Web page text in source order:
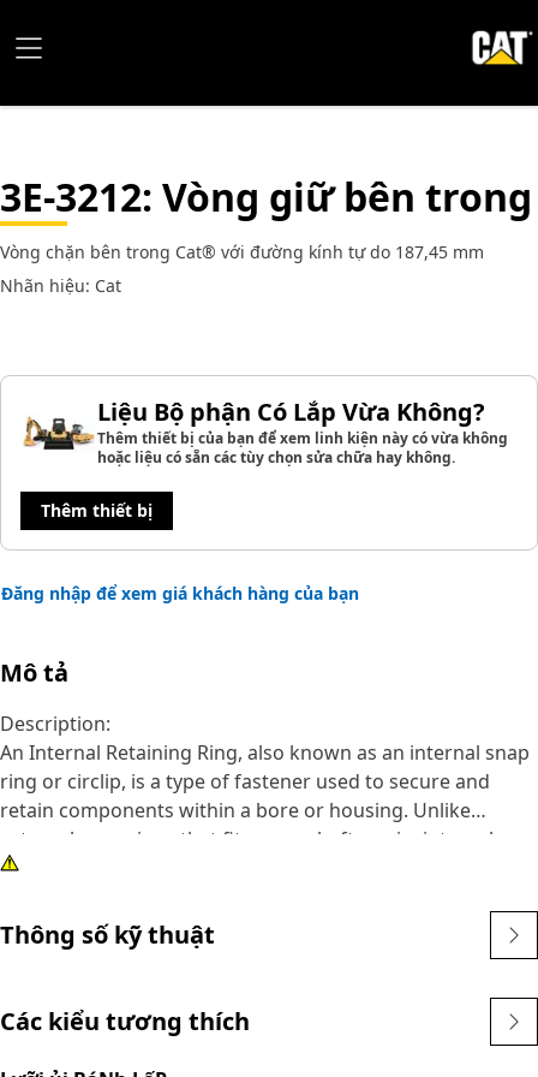
3E-3212: Vòng giữ bên trong
Vòng chặn bên trong Cat® với đường kính tự do 187,45 mm
Nhãn hiệu: Cat
Liệu Bộ phận Có Lắp Vừa Không?
Thêm thiết bị của bạn để xem linh kiện này có vừa không
hoặc liệu có sẵn các tùy chọn sửa chữa hay không.
Thêm thiết bị
Đăng nhập để xem giá khách hàng của bạn
Mô tả
Description:
An Internal Retaining Ring, also known as an internal snap
ring or circlip, is a type of fastener used to secure and
retain components within a bore or housing. Unlike
external snap rings that fit over a shaft or pin, internal
snap rings are installed inside a bore or groove to hold
snap ring is to prevent axial movement or displacement of
components within a bore or housing. It acts as a retaining
seals securely in place.
Attributes:
Thông số kỹ thuật
Các kiểu tương thích